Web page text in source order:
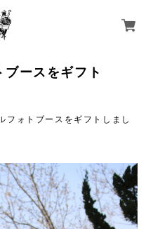
ースをギフト
フォトブースをギフトしまし